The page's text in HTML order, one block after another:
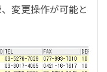
変更操作が可能と